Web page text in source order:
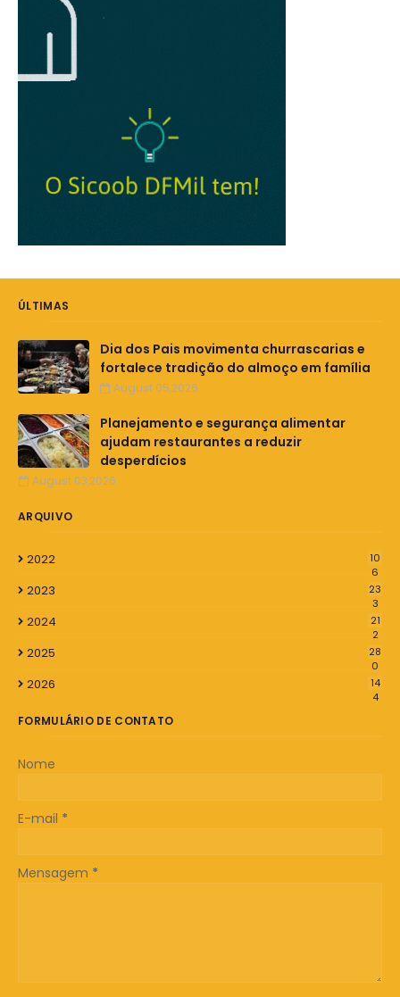
ÚLTIMAS
Dia dos Pais movimenta churrascarias e
fortalece tradição do almoço em família
August 05,2026
Planejamento e segurança alimentar
ajudam restaurantes a reduzir
desperdícios
August 03,2026
ARQUIVO
2022
10
6
2023
23
3
2024
21
2
2025
28
0
2026
14
4
FORMULÁRIO DE CONTATO
Nome
E-mail *
Mensagem *